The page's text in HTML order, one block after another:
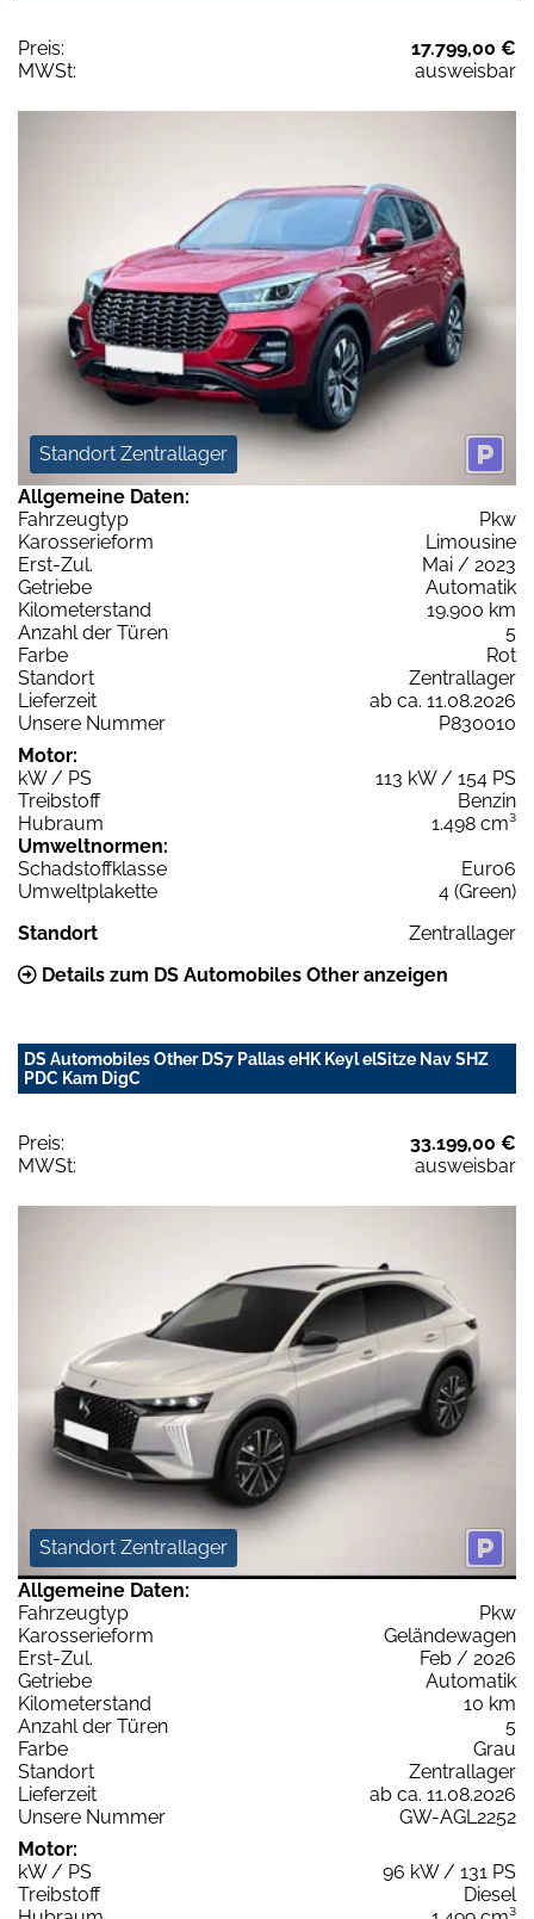
Preis:
17.799,00 €
MWSt:
ausweisbar
Standort Zentrallager
Allgemeine Daten:
Fahrzeugtyp
Pkw
Karosserieform
Limousine
Erst-Zul.
Mai / 2023
Getriebe
Automatik
Kilometerstand
19.900 km
Anzahl der Türen
5
Farbe
Rot
Standort
Zentrallager
Lieferzeit
ab ca. 11.08.2026
Unsere Nummer
P830010
Motor:
kW / PS
113 kW / 154 PS
Treibstoff
Benzin
Hubraum
1.498 cm³
Umweltnormen:
Schadstoffklasse
Euro6
Umweltplakette
4 (Green)
Standort
Zentrallager
Details zum DS Automobiles Other anzeigen
DS Automobiles Other DS7 Pallas eHK Keyl elSitze Nav SHZ
PDC Kam DigC
Preis:
33.199,00 €
MWSt:
ausweisbar
Standort Zentrallager
Allgemeine Daten:
Fahrzeugtyp
Pkw
Karosserieform
Geländewagen
Erst-Zul.
Feb / 2026
Getriebe
Automatik
Kilometerstand
10 km
Anzahl der Türen
5
Farbe
Grau
Standort
Zentrallager
Lieferzeit
ab ca. 11.08.2026
Unsere Nummer
GW-AGL2252
Motor:
kW / PS
96 kW / 131 PS
Treibstoff
Diesel